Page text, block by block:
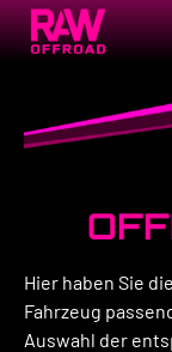
Hier haben Sie
Fahrzeug
Auswahl der